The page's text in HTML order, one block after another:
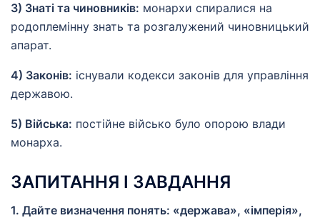
3) Знаті та чиновників: монархи спиралися на
родоплемінну знать та розгалужений чиновницький
апарат.
4) Законів: існували кодекси законів для управління
державою.
5) Війська: постійне військо було опорою влади
монарха.
ЗАПИТАННЯ І ЗАВДАННЯ
1. Дайте визначення понять: «держава», «імперія»,